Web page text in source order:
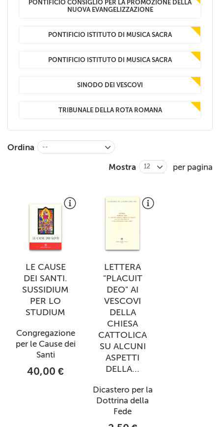
PONTIFICIO CONSIGLIO PER LA PROMOZIONE DELLA
NUOVA EVANGELIZZAZIONE
PONTIFICIO ISTITUTO DI MUSICA SACRA
PONTIFICIO ISTITUTO DI MUSICA SACRA
SINODO DEI VESCOVI
TRIBUNALE DELLA ROTA ROMANA
Ordina --
Mostra 12 per pagina
LE CAUSE
DEI SANTI.
SUSSIDIUM
PER LO
STUDIUM
Congregazione
per le Cause dei
Santi
40,00 €
LETTERA
"PLACUIT
DEO" AI
VESCOVI
DELLA
CHIESA
CATTOLICA
SU ALCUNI
ASPETTI
DELLA...
Dicastero per la
Dottrina della
Fede